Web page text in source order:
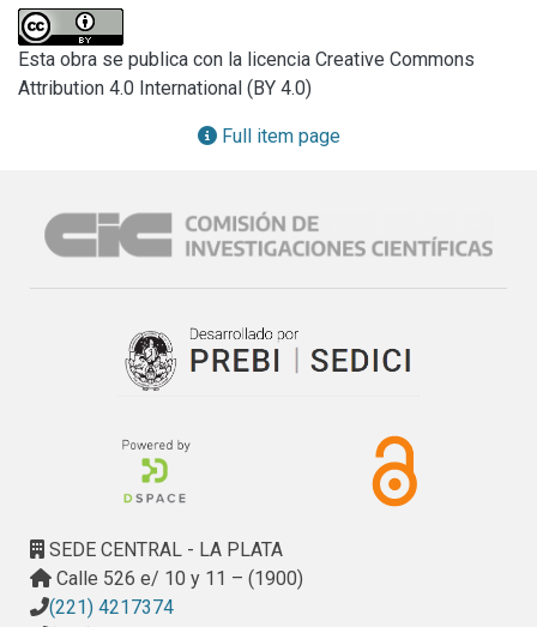
Actividades científicas y técnicas
- Investigaciones
- Docencia
- Tesis
- Congresos y reuniones científicas
- Convenios
- Acciones de asesoramiento y servicios técnicos
- Cuenta de egresos
Esta obra se publica con la licencia Creative Commons
Attribution 4.0 International (BY 4.0)
Full item page
SEDE CENTRAL - LA PLATA
Calle 526 e/ 10 y 11 – (1900)
(221) 4217374